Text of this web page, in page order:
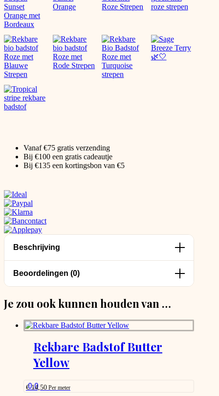
Vanaf €75 gratis verzending
Bij €100 een gratis cadeautje
Bij €135 een kortingsbon van €5
Beschrijving
Beoordelingen (0)
Je zou ook kunnen houden van …
Rekbare Badstof Butter
Yellow
0.0
€14,50 Per meter